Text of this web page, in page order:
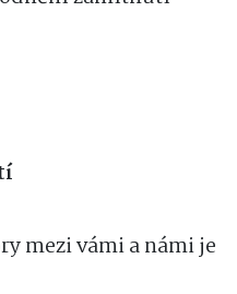
mezi vámi a námi je